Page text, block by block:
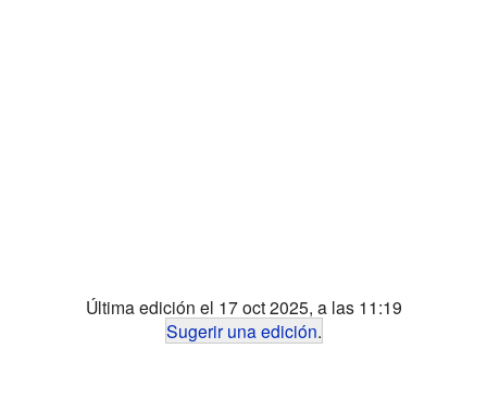
Última edición el 17 oct 2025, a las 11:19
Sugerir una edición.